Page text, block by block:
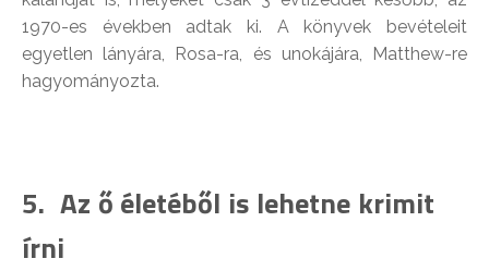
1970-es években adtak ki. A könyvek bevételeit
egyetlen lányára, Rosa-ra, és unokájára, Matthew-re
hagyományozta.
5. Az ő életéből is lehetne krimit
írni